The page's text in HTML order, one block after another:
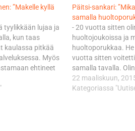
”Makelle kyllä
tyylikkään lujaa ja
kun taas
kaulassa pitkää
Myös
ehtineet
mielessä eri
voittaa ja
Päitsi-sankari:
samalla
- 20 vuotta sitten
huoltojoukoissa ja
huoltoporukkaa.
vuotta sitten
samalla tavalla.
kisaan hyvin ja
Ajotaitohan ei häviä
22 maaliskuun,
Kategoriassa